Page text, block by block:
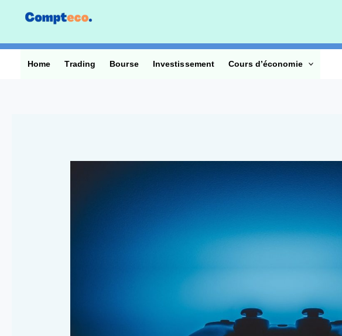
Home Trading Bourse Investissement Cours d’économie